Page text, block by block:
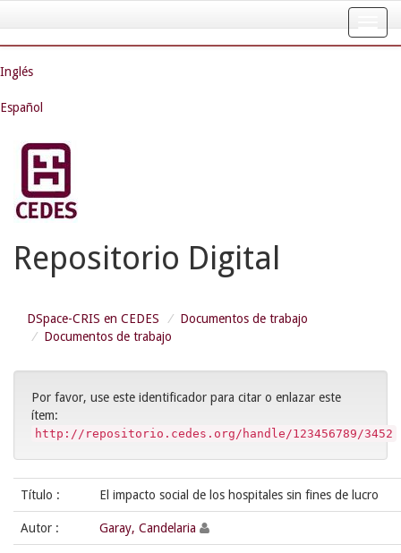
navigation
Inglés
Español
Repositorio Digital
DSpace-CRIS en CEDES
Documentos de trabajo
Documentos de trabajo
Por favor, use este identificador para citar o enlazar este
ítem:
http://repositorio.cedes.org/handle/123456789/3452
Título : El impacto social de los hospitales sin fines de lucro
Autor : Garay, Candelaria